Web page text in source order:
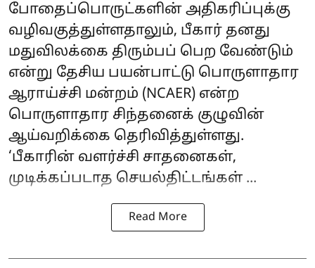
போதைப்பொருட்களின் அதிகரிப்புக்கு
வழிவகுத்துள்ளதாலும், பீகார் தனது
மதுவிலக்கை திரும்பப் பெற வேண்டும்
என்று தேசிய பயன்பாட்டு பொருளாதார
ஆராய்ச்சி மன்றம் (NCAER) என்ற
பொருளாதார சிந்தனைக் குழுவின்
ஆய்வறிக்கை தெரிவித்துள்ளது.
‘பீகாரின் வளர்ச்சி சாதனைகள்,
முடிக்கப்படாத செயல்திட்டங்கள் ...
Read More